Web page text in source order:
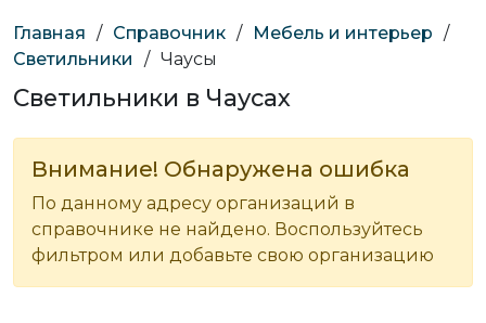
Главная / Справочник / Мебель и интерьер /
Светильники
/ Чаусы
Светильники в Чаусах
Внимание! Обнаружена ошибка
По данному адресу организаций в
справочнике не найдено. Воспользуйтесь
фильтром или добавьте свою организацию